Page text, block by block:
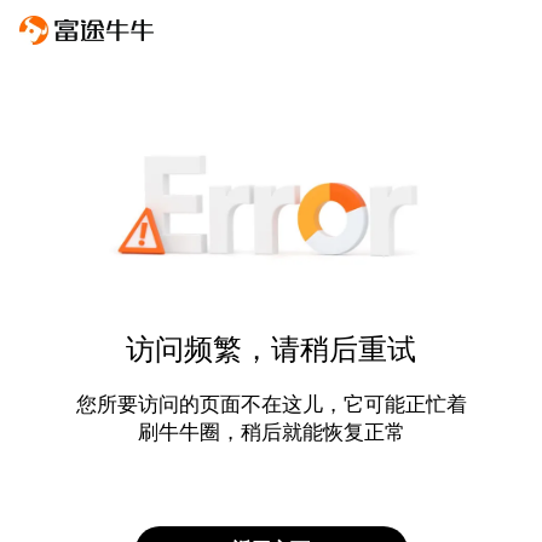
访问频繁，请稍后重试
您所要访问的页面不在这儿，它可能正忙着
刷牛牛圈，稍后就能恢复正常